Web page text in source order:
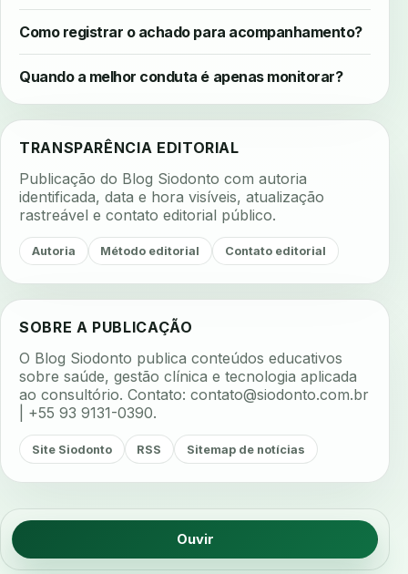
Como registrar o achado para acompanhamento?
Quando a melhor conduta é apenas monitorar?
TRANSPARÊNCIA EDITORIAL
Publicação do Blog Siodonto com autoria
identificada, data e hora visíveis, atualização
rastreável e contato editorial público.
Autoria Método editorial Contato editorial
SOBRE A PUBLICAÇÃO
O Blog Siodonto publica conteúdos educativos
sobre saúde, gestão clínica e tecnologia aplicada
ao consultório. Contato: contato@siodonto.com.br
| +55 93 9131-0390.
Site Siodonto RSS Sitemap de notícias
Ouvir